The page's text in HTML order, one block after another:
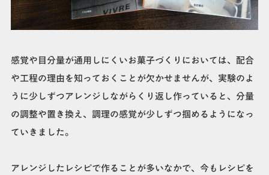
感覚や目分量が通用しにくいお菓子づくりにおいては、配合
や工程の理由を知っておくことが欠かせませんが、実験のよ
うに少しずつアレンジしながらくり返し作っていると、分量
の調整や置き換え、調理の感覚が少しずつ掴めるようになっ
ていきました。
アレンジしたレシピで作ることが多いなかで、今もレシピを